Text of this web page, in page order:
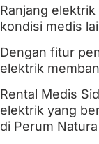
Ranjang
kondisi medis
Dengan fitur
elektrik
Rental Medis
elektrik yang
di Perum